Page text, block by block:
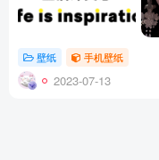
壁纸 手机壁纸
2023-07-13